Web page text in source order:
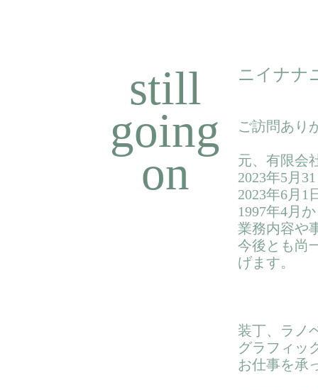
still
going
on
ニイナナ
ご訪問あり
元、有限会
2023年5月
2023年6月1
1997年4月
業務内容や
今後とも尚
げます。
装丁、ラノ
グラフィッ
お仕事を承